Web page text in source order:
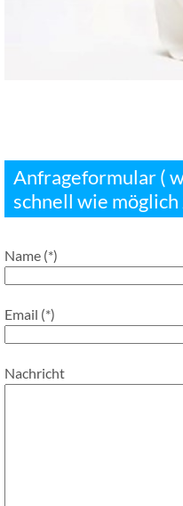
Anfrageformular (
schnell wie möglich
Name (*)
Email (*)
Nachricht